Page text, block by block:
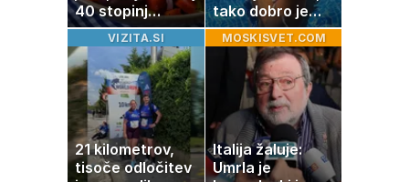
40 stopinj
Celzija: 5 kosil
brez prižiganja
pečice
tako dobro je
videti znana
Slovenka
VIZITA.SI
21 kilometrov,
tisoče odločitev
MOSKISVET.COM
Italija žaluje:
Umrla je